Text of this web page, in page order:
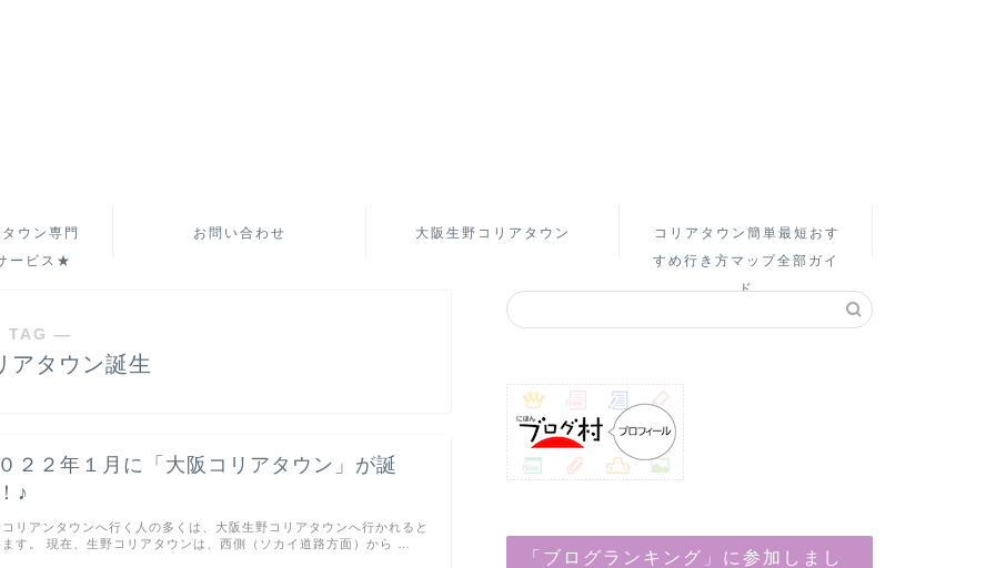
ウン専門
ービス★
お問い合わせ 大阪生野コリアタウン
コリアタウン簡単最短おす
すめ行き方マップ全部ガイ
ド
TAG ―
アタウン誕生
２２年１月に「大阪コリアタウン」が誕
♪
リアンタウンへ行く人の多くは、大阪生野コリアタウンへ行かれると
ます。 現在、生野コリアタウンは、西側（ソカイ道路方面）から …
「ブログランキング」に参加しまし